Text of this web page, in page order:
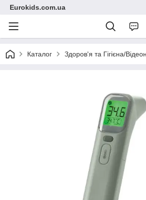
Eurokids.com.ua
Каталог Здоров'я та Гігієна/